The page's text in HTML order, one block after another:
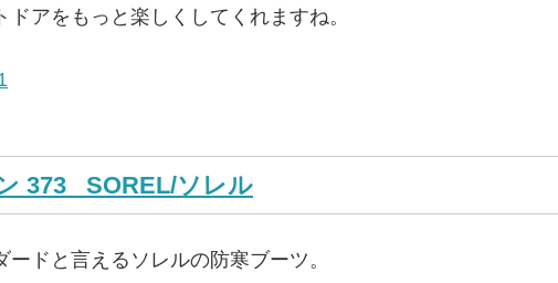
アをもっと楽しくしてくれますね。
373 SOREL/ソレル
ドと言えるソレルの防寒ブーツ。